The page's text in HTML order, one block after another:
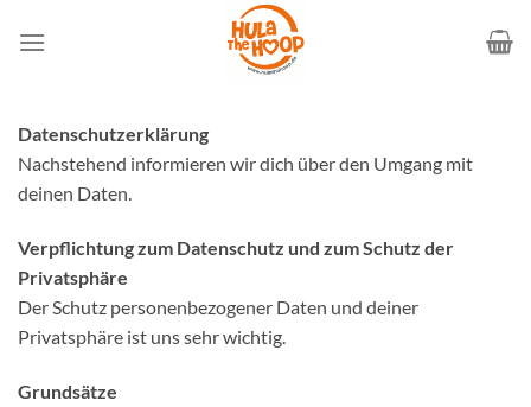
Inhalt
Datenschutzerklärung
Nachstehend informieren wir dich über den Umgang mit
deinen Daten.
Verpflichtung zum Datenschutz und zum Schutz der
Privatsphäre
Der Schutz personenbezogener Daten und deiner
Privatsphäre ist uns sehr wichtig.
Grundsätze